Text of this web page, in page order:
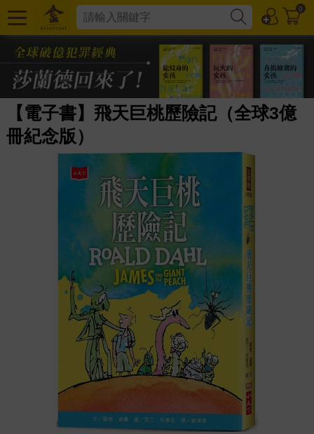
0
【電子書】飛天巨桃歷險記（全球3億
冊紀念版）